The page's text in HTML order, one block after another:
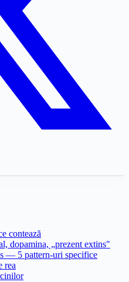
contează
dopamina, „prezent extins"
— 5 pattern-uri specifice
rea